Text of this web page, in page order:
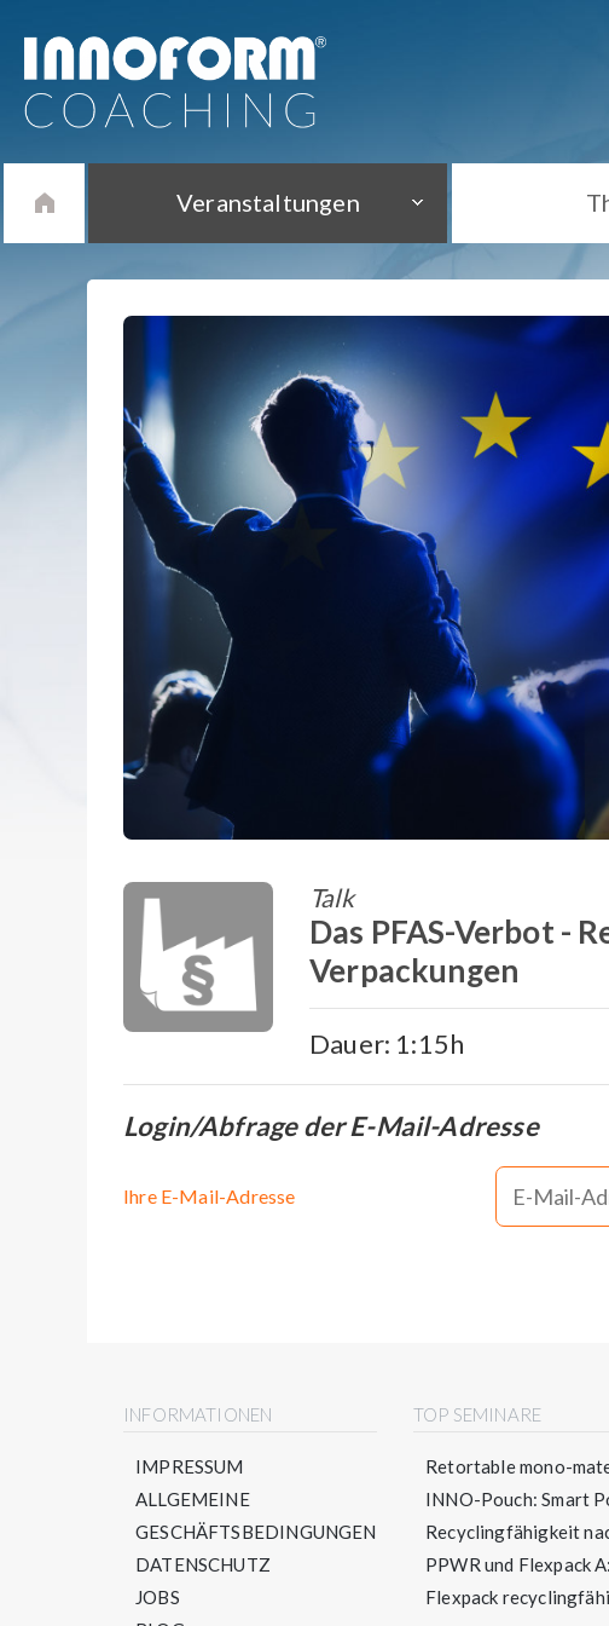
Veranstaltungen
Talk
Das PFAS-Verbot -
Verpackungen
Dauer: 1:15h
Login/Abfrage der E-Mail-Adresse
Ihre E-Mail-Adresse
INFORMATIONEN
IMPRESSUM
ALLGEMEINE
GESCHÄFTSBEDINGUNGEN
DATENSCHUTZ
JOBS
TOP SEMINARE
Retortable mono-
INNO-Pouch: Smart
Recyclingfähigkeit
PPWR und Flexpack
Flexpack